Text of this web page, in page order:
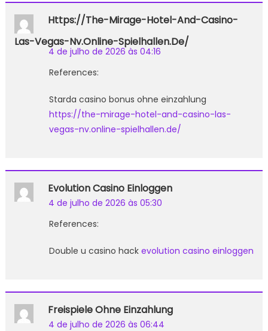
Https://the-Mirage-Hotel-And-Casino-
Las-Vegas-Nv.online-Spielhallen.de/
4 de julho de 2026 às 04:16
References:
Starda casino bonus ohne einzahlung
https://the-mirage-hotel-and-casino-las-
vegas-nv.online-spielhallen.de/
Evolution Casino Einloggen
4 de julho de 2026 às 05:30
References:
Double u casino hack evolution casino einloggen
Freispiele Ohne Einzahlung
4 de julho de 2026 às 06:44